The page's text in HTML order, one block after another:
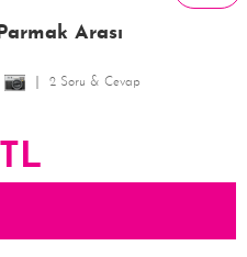
Arası
2 Soru & Cevap